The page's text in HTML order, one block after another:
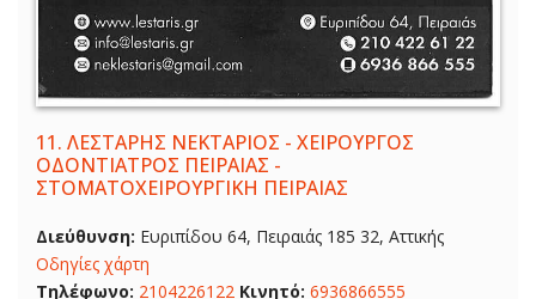
11. ΛΕΣΤΑΡΗΣ ΝΕΚΤΑΡΙΟΣ - ΧΕΙΡΟΥΡΓΟΣ
ΟΔΟΝΤΙΑΤΡΟΣ ΠΕΙΡΑΙΑΣ -
ΣΤΟΜΑΤΟΧΕΙΡΟΥΡΓΙΚΗ ΠΕΙΡΑΙΑΣ
Διεύθυνση: Ευριπίδου 64, Πειραιάς 185 32, Αττικής
Οδηγίες χάρτη
Τηλέφωνο: 2104226122 Κινητό: 6936866555